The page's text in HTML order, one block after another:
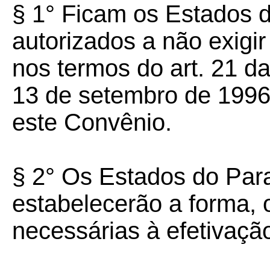
§ 1° Ficam os Estados
autorizados a não
nos termos do art. 21
13 de setembro de
este Convênio.
§ 2° Os Estados do
estabelecerão a forma,
necessárias à